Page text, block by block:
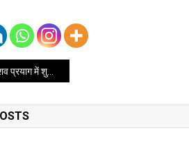
हुआ पुष्कर कुंभ का आयोजन